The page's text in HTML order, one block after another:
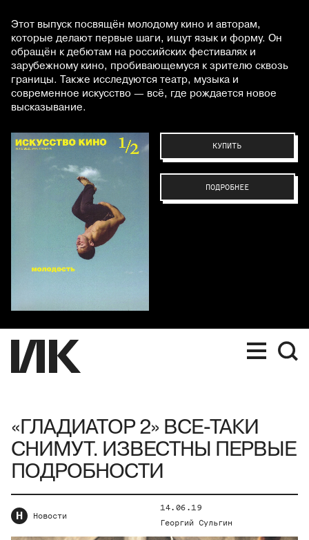
Этот выпуск посвящён молодому кино и авторам,
которые делают первые шаги, ищут язык и форму. Он
обращён к дебютам на российских фестивалях и
зарубежному кино, пробивающемуся к зрителю сквозь
границы. Также исследуются театр, музыка и
современное искусство — всё, где рождается новое
высказывание.
КУПИТЬ
ПОДРОБНЕЕ
«ГЛАДИАТОР 2» ВСЕ-ТАКИ
СНИМУТ. ИЗВЕСТНЫ ПЕРВЫЕ
ПОДРОБНОСТИ
Н Новости
14.06.19
Георгий Сульгин